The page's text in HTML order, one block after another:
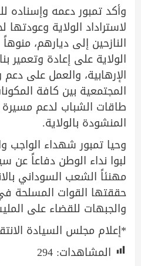
وأكد تمبور دعمه وإسناده
لاستراداد الولاية
النازحين إلى ديارهم،
الولاية على إعادة وتعمير
الإرهابية، والعمل على دعم
المجتمعية بين كافة
طاقات الشباب لدعم مسيرة
المنشودة بالولاية.
وحيا تمبور شهداء الواجب
لبوا نداء الوطن دفاعاً عن
مهنئاً الشعب السوداني
حققتها القوات المسلحة
والجبهات للقضاء على
*إعلام مجلس السيادة
المشاهدات: 294